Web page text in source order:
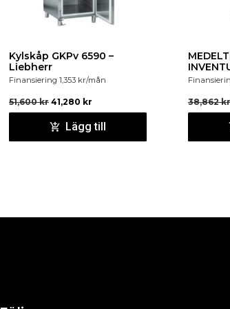
Kylskåp GKPv 6590 –
Liebherr
Finansiering 1,353 kr/mån
51,600kr 41,280 kr
Lägg till
38,862kr